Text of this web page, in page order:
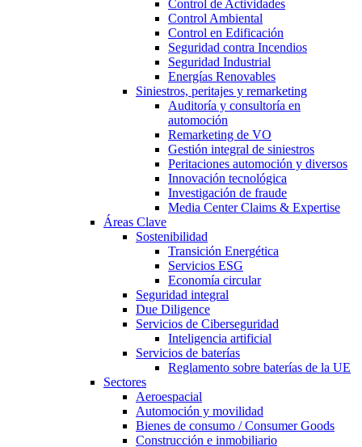
Control de Actividades
Control Ambiental
Control en Edificación
Seguridad contra Incendios
Seguridad Industrial
Energías Renovables
Siniestros, peritajes y remarketing
Auditoría y consultoría en
automoción
Remarketing de VO
Gestión integral de siniestros
Peritaciones automoción y diversos
Innovación tecnológica
Investigación de fraude
Media Center Claims & Expertise
Áreas Clave
Sostenibilidad
Transición Energética
Servicios ESG
Economía circular
Seguridad integral
Due Diligence
Servicios de Ciberseguridad
Inteligencia artificial
Servicios de baterías
Reglamento sobre baterías de la UE
Sectores
Aeroespacial
Automoción y movilidad
Bienes de consumo / Consumer Goods
Construcción e inmobiliario